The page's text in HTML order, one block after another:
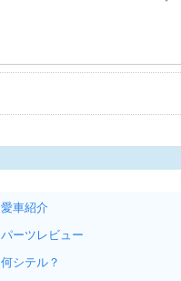
愛車紹介
パーツレビュー
何シテル？